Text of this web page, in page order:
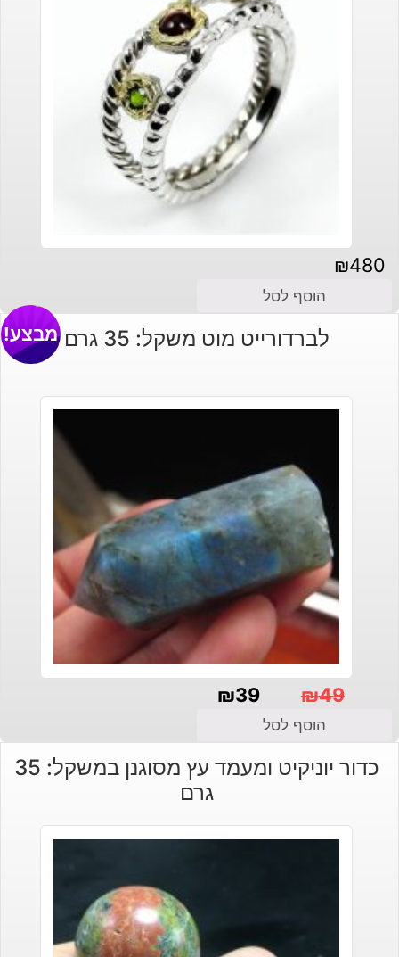
₪480
הוסף לסל
לברדורייט מוט משקל: 35 גרם מבצע!
₪49
המקורי
היה:
₪39
הנוכחי
הוא:
הוסף לסל
כדור יוניקיט ומעמד עץ מסוגנן במשקל: 35
גרם